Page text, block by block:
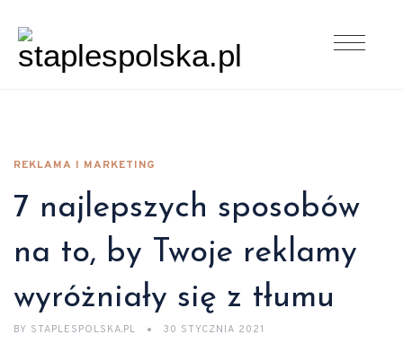
REKLAMA I MARKETING
7 najlepszych sposobów
na to, by Twoje reklamy
wyróżniały się z tłumu
BY STAPLESPOLSKA.PL 30 STYCZNIA 2021